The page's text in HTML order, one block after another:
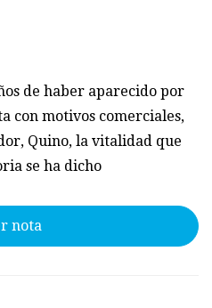
de haber aparecido por
con motivos comerciales,
Quino, la vitalidad que
se ha dicho
nota